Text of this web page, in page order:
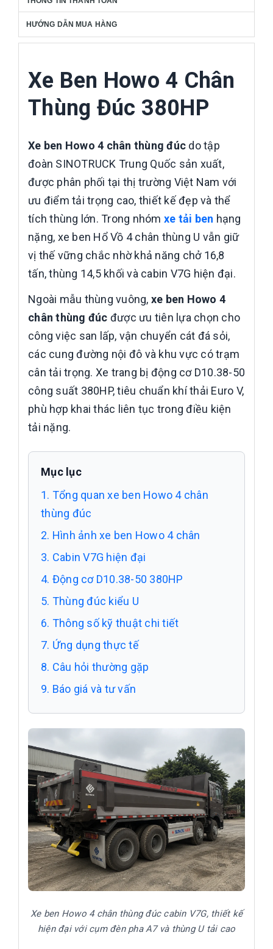
HƯỚNG DẪN MUA HÀNG
Xe Ben Howo 4 Chân
Thùng Đúc 380HP
Xe ben Howo 4 chân thùng đúc do tập
đoàn SINOTRUCK Trung Quốc sản xuất,
được phân phối tại thị trường Việt Nam với
ưu điểm tải trọng cao, thiết kế đẹp và thể
tích thùng lớn. Trong nhóm xe tải ben hạng
nặng, xe ben Hổ Vồ 4 chân thùng U vẫn giữ
vị thế vững chắc nhờ khả năng chở 16,8
tấn, thùng 14,5 khối và cabin V7G hiện đại.
Ngoài mẫu thùng vuông, xe ben Howo 4
chân thùng đúc được ưu tiên lựa chọn cho
công việc san lấp, vận chuyển cát đá sỏi,
các cung đường nội đô và khu vực có trạm
cân tải trọng. Xe trang bị động cơ D10.38-50
công suất 380HP, tiêu chuẩn khí thải Euro V,
phù hợp khai thác liên tục trong điều kiện
tải nặng.
Mục lục
1. Tổng quan xe ben Howo 4 chân
thùng đúc
2. Hình ảnh xe ben Howo 4 chân
3. Cabin V7G hiện đại
4. Động cơ D10.38-50 380HP
5. Thùng đúc kiểu U
6. Thông số kỹ thuật chi tiết
7. Ứng dụng thực tế
8. Câu hỏi thường gặp
9. Báo giá và tư vấn
Xe ben Howo 4 chân thùng đúc cabin V7G, thiết kế
hiện đại với cụm đèn pha A7 và thùng U tải cao